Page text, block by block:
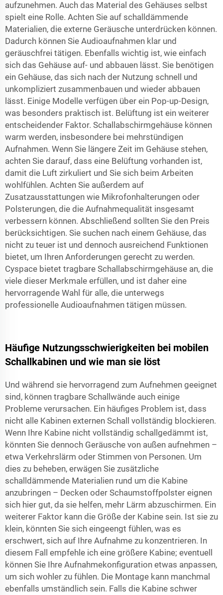
aufzunehmen. Auch das Material des Gehäuses selbst
spielt eine Rolle. Achten Sie auf schalldämmende
Materialien, die externe Geräusche unterdrücken können.
Dadurch können Sie Audioaufnahmen klar und
geräuschfrei tätigen. Ebenfalls wichtig ist, wie einfach
sich das Gehäuse auf- und abbauen lässt. Sie benötigen
ein Gehäuse, das sich nach der Nutzung schnell und
unkompliziert zusammenbauen und wieder abbauen
lässt. Einige Modelle verfügen über ein Pop-up-Design,
was besonders praktisch ist. Belüftung ist ein weiterer
entscheidender Faktor. Schallabschirmgehäuse können
warm werden, insbesondere bei mehrstündigen
Aufnahmen. Wenn Sie längere Zeit im Gehäuse stehen,
achten Sie darauf, dass eine Belüftung vorhanden ist,
damit die Luft zirkuliert und Sie sich beim Arbeiten
wohlfühlen. Achten Sie außerdem auf
Zusatzausstattungen wie Mikrofonhalterungen oder
Polsterungen, die die Aufnahmequalität insgesamt
verbessern können. Abschließend sollten Sie den Preis
berücksichtigen. Sie suchen nach einem Gehäuse, das
nicht zu teuer ist und dennoch ausreichend Funktionen
bietet, um Ihren Anforderungen gerecht zu werden.
Cyspace bietet tragbare Schallabschirmgehäuse an, die
viele dieser Merkmale erfüllen, und ist daher eine
hervorragende Wahl für alle, die unterwegs
professionelle Audioaufnahmen tätigen müssen.
Häufige Nutzungsschwierigkeiten bei mobilen
Schallkabinen und wie man sie löst
Und während sie hervorragend zum Aufnehmen geeignet
sind, können tragbare Schallwände auch einige
Probleme verursachen. Ein häufiges Problem ist, dass
nicht alle Kabinen externen Schall vollständig blockieren.
Wenn Ihre Kabine nicht vollständig schallgedämmt ist,
könnten Sie dennoch Geräusche von außen aufnehmen –
etwa Verkehrslärm oder Stimmen von Personen. Um
dies zu beheben, erwägen Sie zusätzliche
schalldämmende Materialien rund um die Kabine
anzubringen – Decken oder Schaumstoffpolster eignen
sich hier gut, da sie helfen, mehr Lärm abzuschirmen. Ein
weiterer Faktor kann die Größe der Kabine sein. Ist sie zu
klein, könnten Sie sich eingeengt fühlen, was es
erschwert, sich auf Ihre Aufnahme zu konzentrieren. In
diesem Fall empfehle ich eine größere Kabine; eventuell
können Sie Ihre Aufnahmekonfiguration etwas anpassen,
um sich wohler zu fühlen. Die Montage kann manchmal
ebenfalls umständlich sein. Falls die Kabine schwer